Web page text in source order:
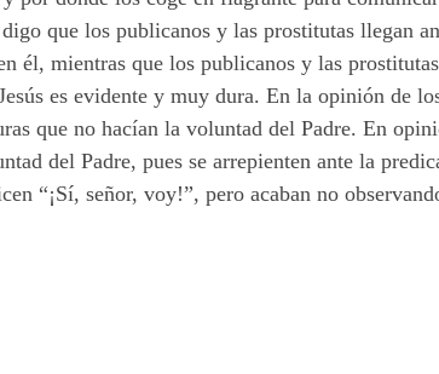
que los publicanos y las prostitutas llegan
él, mientras que los publicanos y las
es evidente y muy dura. En la opinión de
que no hacían la voluntad del Padre. En
del Padre, pues se arrepienten ante la
“¡Sí, señor, voy!”, pero acaban no